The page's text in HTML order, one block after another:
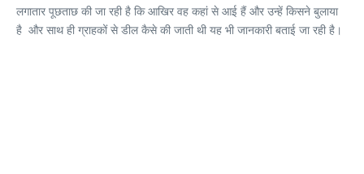
लगातार पूछताछ की जा रही है कि आखिर वह कहां से आई हैं और उन्हें किसने बुलाया
है और साथ ही ग्राहकों से डील कैसे की जाती थी यह भी जानकारी बताई जा रही है।